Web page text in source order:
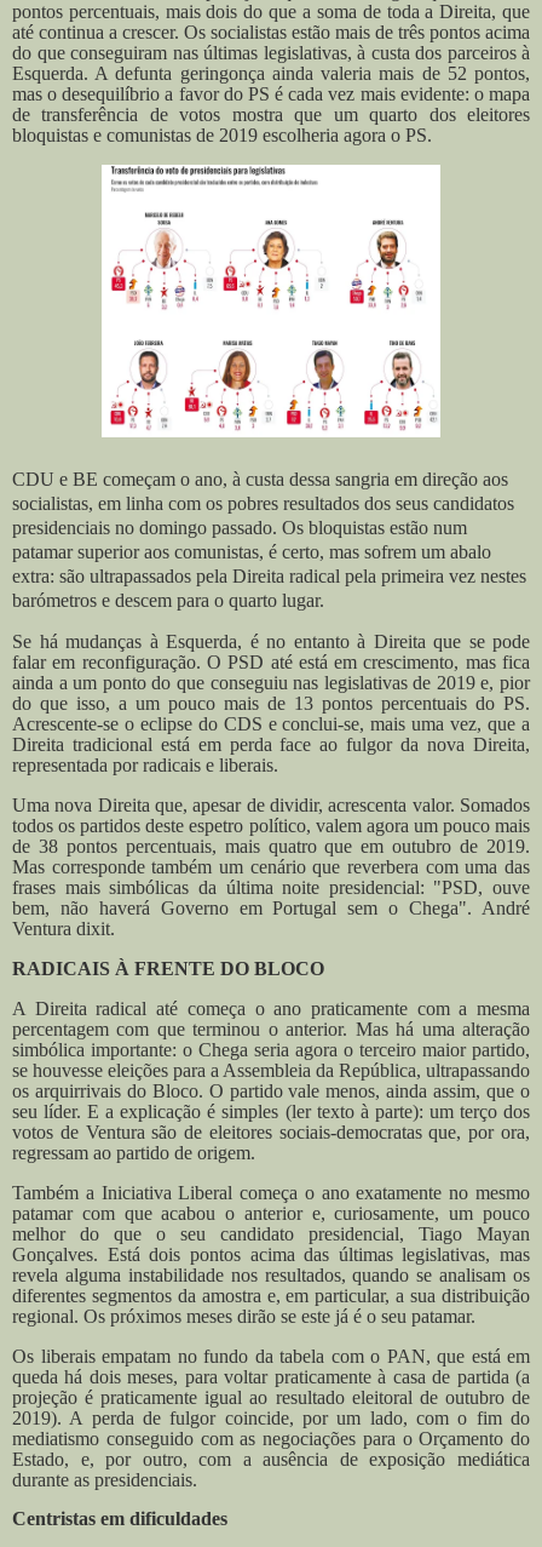
pontos percentuais, mais dois do que a soma de toda a Direita, que
até continua a crescer. Os socialistas estão mais de três pontos acima
do que conseguiram nas últimas legislativas, à custa dos parceiros à
Esquerda. A defunta geringonça ainda valeria mais de 52 pontos,
mas o desequilíbrio a favor do PS é cada vez mais evidente: o mapa
de transferência de votos mostra que um quarto dos eleitores
bloquistas e comunistas de 2019 escolheria agora o PS.
CDU e BE começam o ano, à custa dessa sangria em direção aos
socialistas, em linha com os pobres resultados dos seus candidatos
presidenciais no domingo passado. Os bloquistas estão num
patamar superior aos comunistas, é certo, mas sofrem um abalo
extra: são ultrapassados pela Direita radical pela primeira vez nestes
barómetros e descem para o quarto lugar.
Se há mudanças à Esquerda, é no entanto à Direita que se pode
falar em reconfiguração. O PSD até está em crescimento, mas fica
ainda a um ponto do que conseguiu nas legislativas de 2019 e, pior
do que isso, a um pouco mais de 13 pontos percentuais do PS.
Acrescente-se o eclipse do CDS e conclui-se, mais uma vez, que a
Direita tradicional está em perda face ao fulgor da nova Direita,
representada por radicais e liberais.
Uma nova Direita que, apesar de dividir, acrescenta valor. Somados
todos os partidos deste espetro político, valem agora um pouco mais
de 38 pontos percentuais, mais quatro que em outubro de 2019.
Mas corresponde também um cenário que reverbera com uma das
frases mais simbólicas da última noite presidencial: "PSD, ouve
bem, não haverá Governo em Portugal sem o Chega". André
Ventura dixit.
RADICAIS À FRENTE DO BLOCO
A Direita radical até começa o ano praticamente com a mesma
percentagem com que terminou o anterior. Mas há uma alteração
simbólica importante: o Chega seria agora o terceiro maior partido,
se houvesse eleições para a Assembleia da República, ultrapassando
os arquirrivais do Bloco. O partido vale menos, ainda assim, que o
seu líder. E a explicação é simples (ler texto à parte): um terço dos
votos de Ventura são de eleitores sociais-democratas que, por ora,
regressam ao partido de origem.
Também a Iniciativa Liberal começa o ano exatamente no mesmo
patamar com que acabou o anterior e, curiosamente, um pouco
melhor do que o seu candidato presidencial, Tiago Mayan
Gonçalves. Está dois pontos acima das últimas legislativas, mas
revela alguma instabilidade nos resultados, quando se analisam os
diferentes segmentos da amostra e, em particular, a sua distribuição
regional. Os próximos meses dirão se este já é o seu patamar.
Os liberais empatam no fundo da tabela com o PAN, que está em
queda há dois meses, para voltar praticamente à casa de partida (a
projeção é praticamente igual ao resultado eleitoral de outubro de
2019). A perda de fulgor coincide, por um lado, com o fim do
mediatismo conseguido com as negociações para o Orçamento do
Estado, e, por outro, com a ausência de exposição mediática
durante as presidenciais.
Centristas em dificuldades